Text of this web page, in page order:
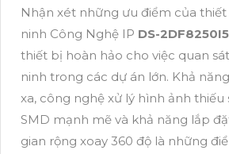
Nhận xét những ưu điểm của
ninh Công Nghệ IP DS-
thiết bị hoàn hảo cho việc quan
ninh trong các dự án lớn. Khả
xa, công nghệ xử lý hình ảnh thiếu
SMD mạnh mẽ và khả năng lắp
gian rộng xoay 360 độ là những